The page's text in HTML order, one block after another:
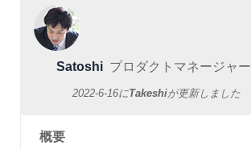
Satoshi プロダクトマネージャー
2022-6-16にTakeshiが更新しました
概要